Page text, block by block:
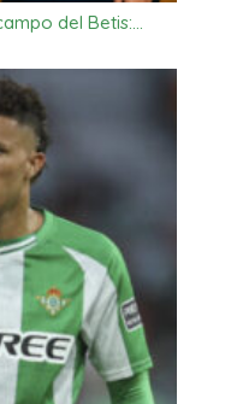
del Betis:…